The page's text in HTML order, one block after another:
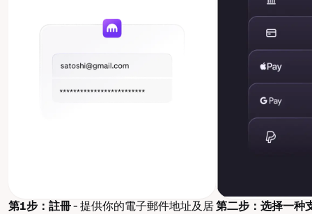
第1步：註冊- 提供你的電子郵件地址及居第二步：选择一种